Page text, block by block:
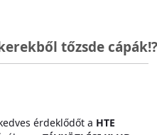
tőzsde
érdeklődőt a HTE